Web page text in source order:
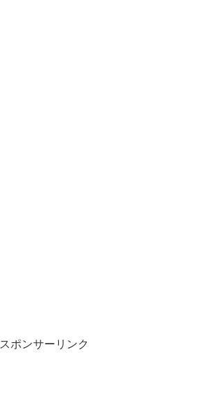
スポンサーリンク